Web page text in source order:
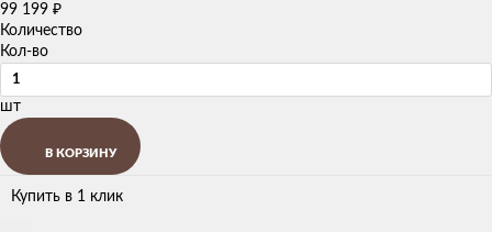
99 199 ₽
Количество
Кол-во
шт
В КОРЗИНУ
Купить в 1 клик